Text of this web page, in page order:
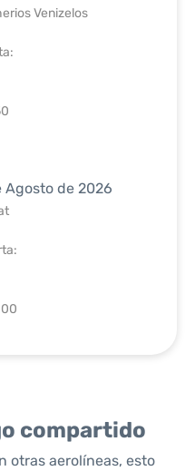
Venizelos
Agosto de 2026
compartido
otras aerolíneas, esto